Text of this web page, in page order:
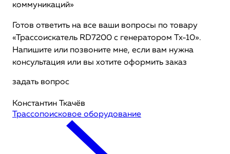
коммуникаций»
Готов ответить на все ваши вопросы по товару
«Трассоискатель RD7200 c генератором Tx-10».
Напишите или позвоните мне, если вам нужна
консультация или вы хотите оформить заказ
задать вопрос
Константин Ткачёв
Трассопоисковое оборудование